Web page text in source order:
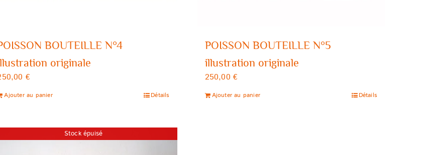
BOUTEILLE N°4
originale
€
Ajouter au panier Détails
POISSON BOUTEILLE N°5
illustration originale
250,00€
Ajouter au panier Détails
Stock épuisé